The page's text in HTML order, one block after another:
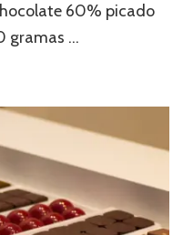
60% picado
gramas …